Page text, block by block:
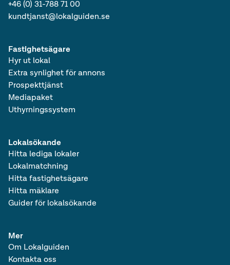
+46 (0) 31-788 71 00
kundtjanst@lokalguiden.se
Lokalsökande
Hitta lediga lokaler
Lokalmatchning
Hitta fastighetsägare
Hitta mäklare
Guider för lokalsökande
Fastighetsägare
Hyr ut lokal
Extra synlighet för annons
Prospekttjänst
Mediapaket
Uthyrningssystem
Mer
Om Lokalguiden
Kontakta oss